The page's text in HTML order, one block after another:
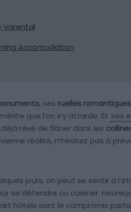
Varental
Accomodation
, ses ruelles romantiques
que l’on s’y attarde. Et ses
rêvé de flâner dans les
réalité, n’hésitez pas à
jours, on peut se sentir à
se détendre ou cuisiner.
hôtels sont le compromis